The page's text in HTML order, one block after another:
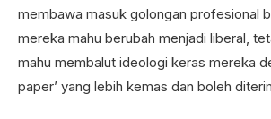
membawa masuk golongan profesional
mereka mahu berubah menjadi liberal,
mahu membalut ideologi keras mereka
paper’ yang lebih kemas dan boleh